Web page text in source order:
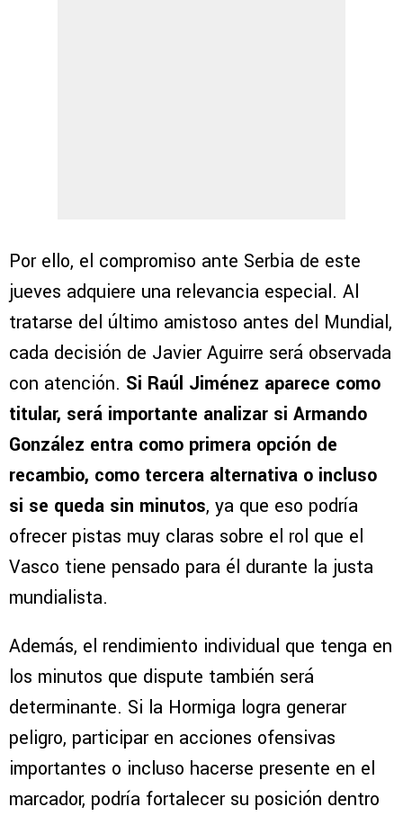
Por ello, el compromiso ante Serbia de este
jueves adquiere una relevancia especial. Al
tratarse del último amistoso antes del Mundial,
cada decisión de Javier Aguirre será observada
con atención. Si Raúl Jiménez aparece como
titular, será importante analizar si Armando
González entra como primera opción de
recambio, como tercera alternativa o incluso
si se queda sin minutos, ya que eso podría
ofrecer pistas muy claras sobre el rol que el
Vasco tiene pensado para él durante la justa
mundialista.
Además, el rendimiento individual que tenga en
los minutos que dispute también será
determinante. Si la Hormiga logra generar
peligro, participar en acciones ofensivas
importantes o incluso hacerse presente en el
marcador, podría fortalecer su posición dentro